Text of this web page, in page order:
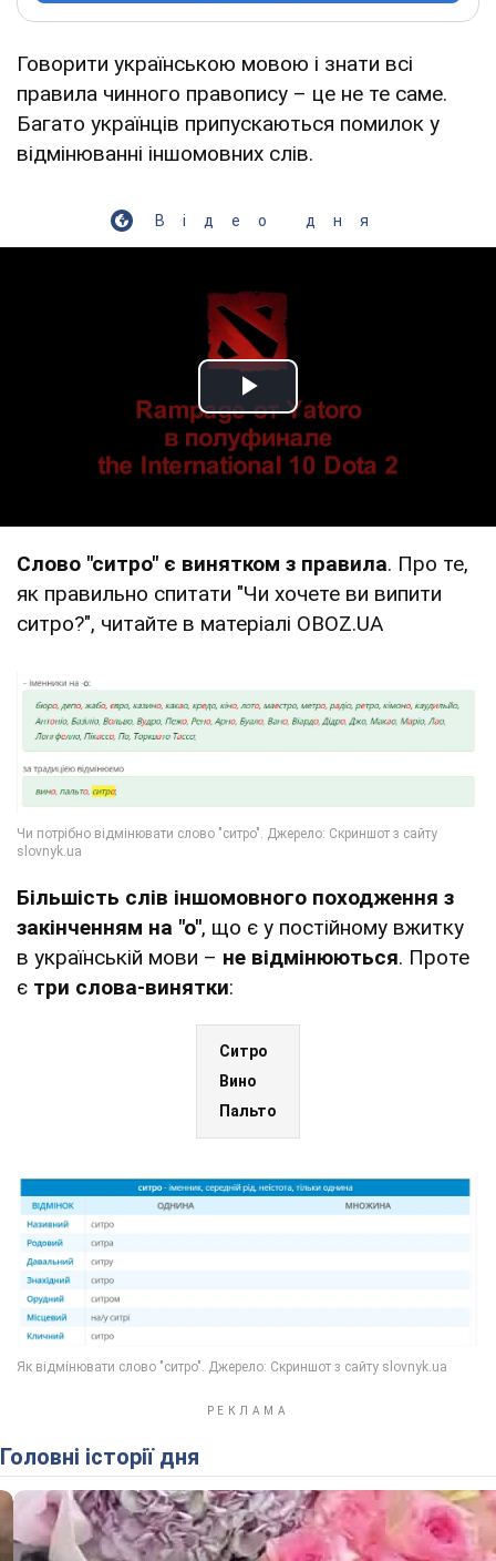
Говорити українською мовою і знати всі
правила чинного правопису – це не те саме.
Багато українців припускаються помилок у
відмінюванні іншомовних слів.
Відео дня
Play Video
Слово "ситро" є винятком з правила. Про те,
як правильно спитати "Чи хочете ви випити
ситро?", читайте в матеріалі OBOZ.UA
Більшість слів іншомовного походження з
закінченням на "о", що є у постійному вжитку
в українській мови – не відмінюються. Проте
є три слова-винятки:
Ситро
Вино
Пальто
Головні історії дня